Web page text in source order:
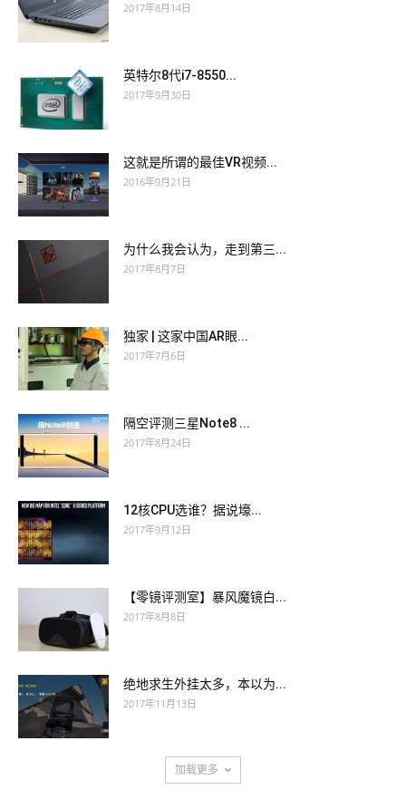
2017年8月14日
英特尔8代i7-8550...
2017年9月30日
这就是所谓的最佳VR视频...
2016年9月21日
为什么我会认为，走到第三...
2017年8月7日
独家 | 这家中国AR眼...
2017年7月6日
隔空评测三星Note8 ...
2017年8月24日
12核CPU选谁？据说壕...
2017年9月12日
【零镜评测室】暴风魔镜白...
2017年8月8日
绝地求生外挂太多，本以为...
2017年11月13日
加载更多